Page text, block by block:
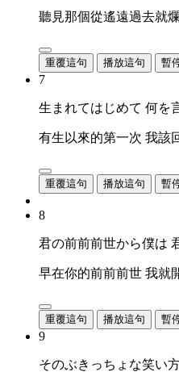
聽見那個從遙遠過去就
重覆這句 播放這句 暫
7
生まれてはじめて 何を
有生以來的第一次 我該
重覆這句 播放這句 暫
8
君の前前前世から僕は
早在你的前前前世 我就
重覆這句 播放這句 暫
9
そのぶきっちょな笑い